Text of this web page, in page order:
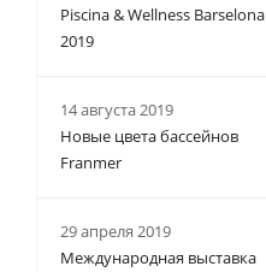
Piscina & Wellness Barselona
2019
14 августа 2019
Новые цвета бассейнов
Franmer
29 апреля 2019
Международная выставка